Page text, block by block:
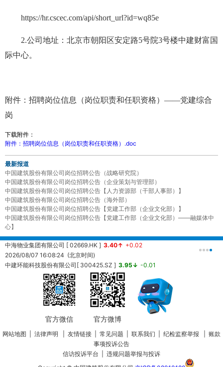
https://hr.cscec.com/api/short_url?id=wq85e
2.公司地址：北京市朝阳区安定路5号院3号楼中建财富国
际中心。
附件：招聘岗位信息（岗位职责和任职资格）——党建综合
岗
下载附件：
附件：招聘岗位信息（岗位职责和任职资格）.doc
最新报道
中国建筑股份有限公司岗位招聘公告（战略研究院）
中国建筑股份有限公司岗位招聘公告（企业策划与管理部）
中国建筑股份有限公司岗位招聘公告【人力资源部（干部人事部）】
中国建筑股份有限公司岗位招聘公告（海外部）
中国建筑股份有限公司岗位招聘公告【党建工作部（企业文化部）】
中国建筑股份有限公司岗位招聘公告【党建工作部（企业文化部）——融媒体中
心】
中海物业集团有限公司 [ 02669.HK ] 3.40↑ +0.02
2026/08/07 16:08:24 (北京时间)
中建环能科技股份有限公司[ 300425.SZ ] 3.95↓ -0.01
20260807161457 (北京时间)
官方微信 官方微博
网站地图 法律声明 友情链接 常见问题 联系我们 纪检监察举报
账款
事项投诉公告
信访投诉平台
违规问题举报与投诉